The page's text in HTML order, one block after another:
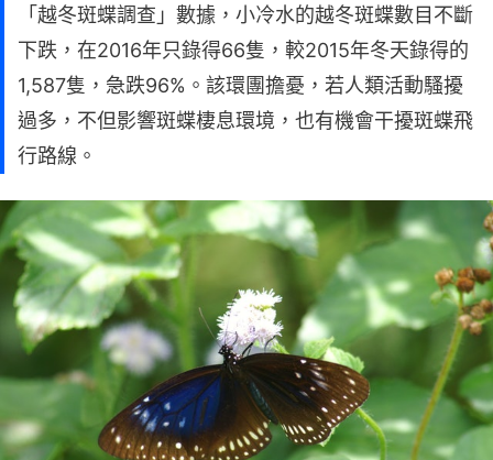
「越冬斑蝶調查」數據，小冷水的越冬斑蝶數目不斷
下跌，在2016年只錄得66隻，較2015年冬天錄得的
1,587隻，急跌96%。該環團擔憂，若人類活動騷擾
過多，不但影響斑蝶棲息環境，也有機會干擾斑蝶飛
行路線。